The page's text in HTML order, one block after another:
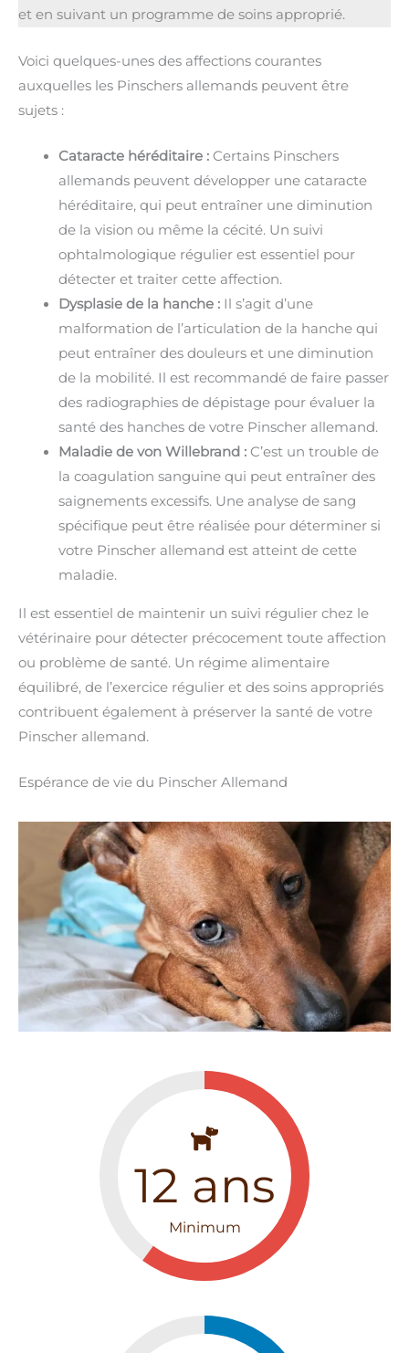
et en suivant un programme de soins approprié.
Voici quelques-unes des affections courantes
auxquelles les Pinschers allemands peuvent être
sujets :
Cataracte héréditaire :Certains Pinschers
allemands peuvent développer une cataracte
héréditaire, qui peut entraîner une diminution
de la vision ou même la cécité. Un suivi
ophtalmologique régulier est essentiel pour
détecter et traiter cette affection.
Dysplasie de la hanche :Il s’agit d’une
malformation de l’articulation de la hanche qui
peut entraîner des douleurs et une diminution
de la mobilité. Il est recommandé de faire passer
des radiographies de dépistage pour évaluer la
santé des hanches de votre Pinscher allemand.
Maladie de von Willebrand :C’est un trouble de
la coagulation sanguine qui peut entraîner des
saignements excessifs. Une analyse de sang
spécifique peut être réalisée pour déterminer si
votre Pinscher allemand est atteint de cette
maladie.
Il est essentiel de maintenir un suivi régulier chez le
vétérinaire pour détecter précocement toute affection
ou problème de santé. Un régime alimentaire
équilibré, de l’exercice régulier et des soins appropriés
contribuent également à préserver la santé de votre
Pinscher allemand.
Espérance de vie du Pinscher Allemand
12 ans
Minimum